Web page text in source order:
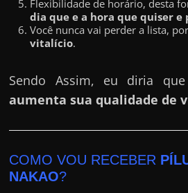
Flexibilidade de horário, desta
dia que e a hora que quiser e
Você nunca vai perder a lista,
vitalício.
Sendo Assim, eu diria
aumenta sua qualidade de
COMO VOU RECEBER
NAKAO?